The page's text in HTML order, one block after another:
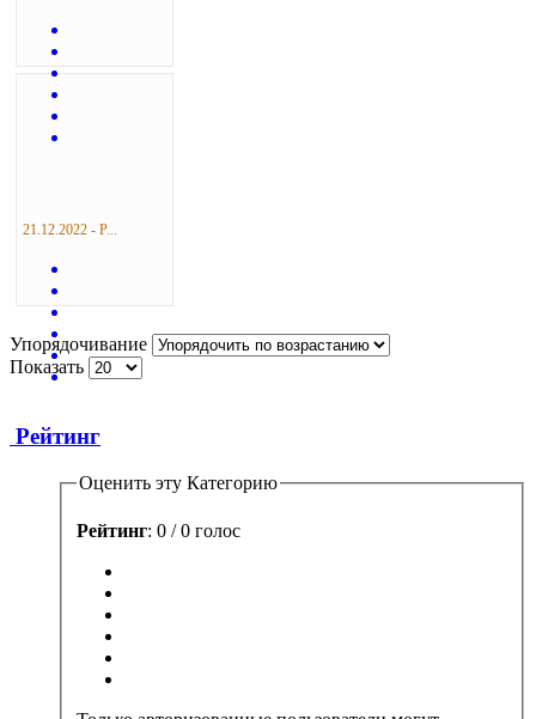
21.12.2022 - Р...
Упорядочивание
Показать
Рейтинг
Оценить эту Категорию
Рейтинг: 0 / 0 голос